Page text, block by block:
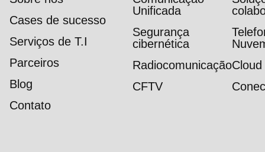
Cases de sucesso
Serviços de T.I
Parceiros
Blog
Contato
Unificada
Segurança
cibernética
RadiocomunicaçãoCloud
CFTV